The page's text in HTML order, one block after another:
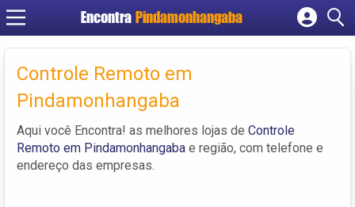
Encontra Pindamonhangaba
Cadastrar empresa
Criar conta
Controle Remoto em
Pindamonhangaba
Aqui você Encontra! as melhores lojas de Controle
Remoto em Pindamonhangaba e região, com telefone e
endereço das empresas.